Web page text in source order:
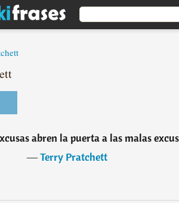
abren la puerta a las malas
―Terry Pratchett